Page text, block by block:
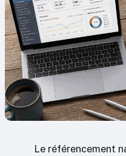
Le référencement